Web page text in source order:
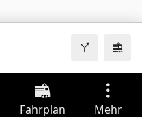
Fahrplan Mehr